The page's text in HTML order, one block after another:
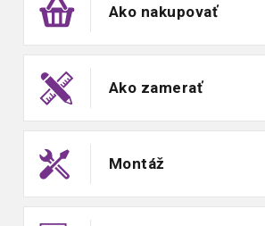
Ako nakupovať
Ako zamerať
Montáž